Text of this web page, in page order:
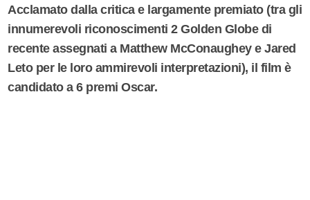
Acclamato dalla critica e largamente premiato (tra gli
innumerevoli riconoscimenti 2 Golden Globe di
recente assegnati a Matthew McConaughey e Jared
Leto per le loro ammirevoli interpretazioni), il film è
candidato a 6 premi Oscar.